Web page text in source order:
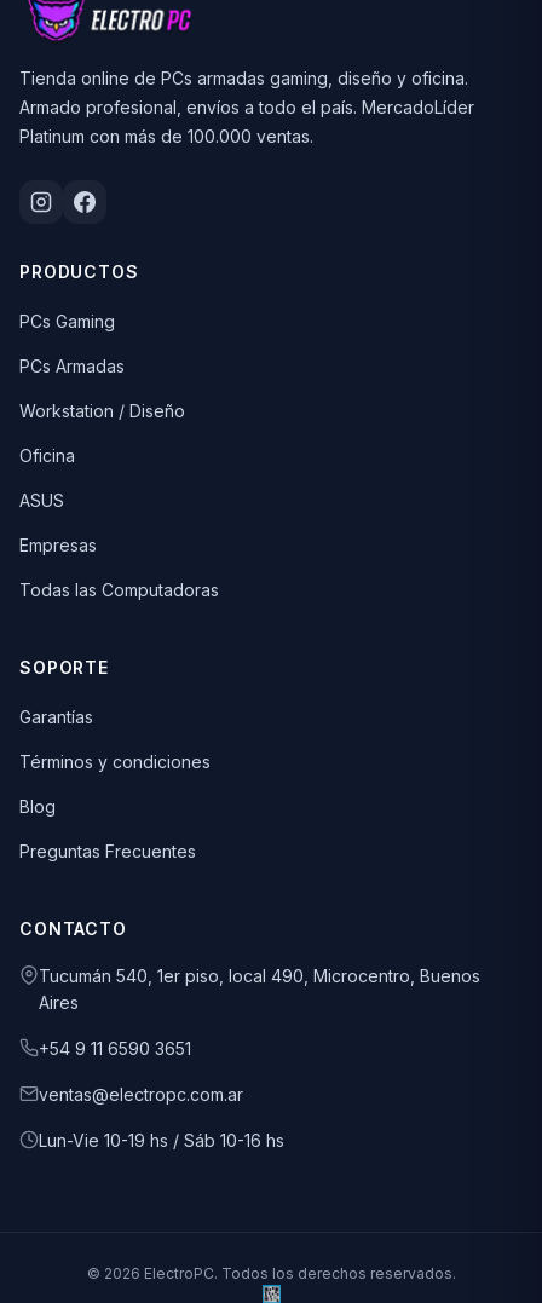
Tienda online de PCs armadas gaming, diseño y oficina.
Armado profesional, envíos a todo el país. MercadoLíder
Platinum con más de 100.000 ventas.
PRODUCTOS
PCs Gaming
PCs Armadas
Workstation / Diseño
Oficina
ASUS
Empresas
Todas las Computadoras
SOPORTE
Garantías
Términos y condiciones
Blog
Preguntas Frecuentes
CONTACTO
Tucumán 540, 1er piso, local 490, Microcentro, Buenos
Aires
+54 9 11 6590 3651
ventas@electropc.com.ar
Lun-Vie 10-19 hs / Sáb 10-16 hs
© 2026 ElectroPC. Todos los derechos reservados.